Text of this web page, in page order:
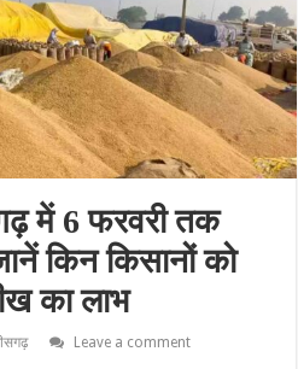
में 6 फरवरी तक
किन किसानों को
का लाभ
Leave a comment